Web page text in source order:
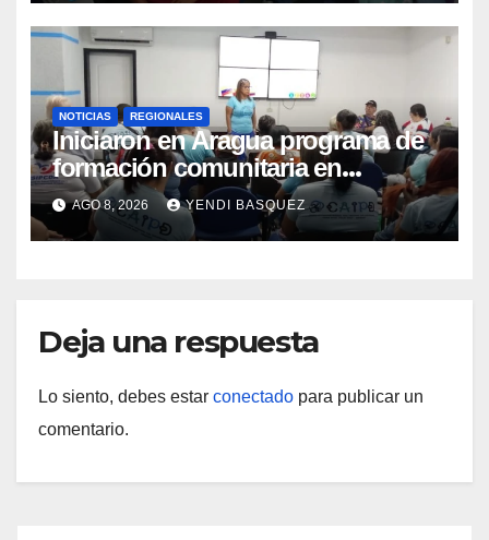
NOTICIAS REGIONALES
Iniciaron en Aragua programa de
formación comunitaria en
atención a personas con
discapacidad
AGO 8, 2026 YENDI BASQUEZ
Deja una respuesta
Lo siento, debes estar conectado para publicar un
comentario.